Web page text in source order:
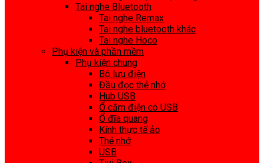
Tai nghe Bluetooth
Tai nghe Remax
Tai nghe bluetooth khác
Tai nghe Hoco
Phụ kiện và phần mềm
Phụ kiện chung
Bộ lưu điện
Đầu đọc thẻ nhớ
Hub USB
Ổ cắm điện có USB
Ổ đĩa quang
Kính thực tế ảo
Thẻ nhớ
USB